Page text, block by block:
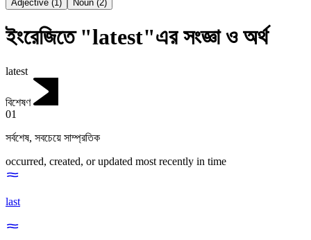
Adjective (1) Noun (2)
ইংরেজিতে "latest"এর সংজ্ঞা ও অর্থ
latest
বিশেষণ
01
সর্বশেষ, সবচেয়ে সাম্প্রতিক
occurred, created, or updated most recently in time
last